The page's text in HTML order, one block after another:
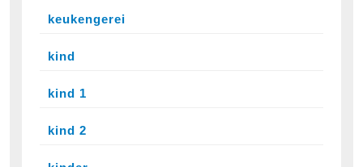
keukengerei
kind
kind 1
kind 2